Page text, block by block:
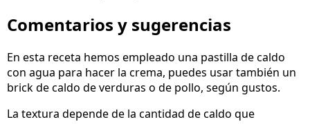
Comentarios y sugerencias
En esta receta hemos empleado una pastilla de caldo
con agua para hacer la crema, puedes usar también un
brick de caldo de verduras o de pollo, según gustos.
La textura depende de la cantidad de caldo que